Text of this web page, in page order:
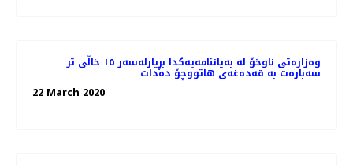
وەزارەتی ناوخۆ لە بەیاننامەیەکدا بڕیارلەسەر ١٥ خاڵی تر
سەبارەت بە قەدەغەی هاتووچۆ دەدات
22 March 2020